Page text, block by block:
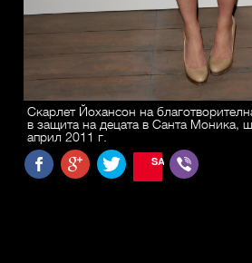
Скарлет Йохансон на
в защита на децата в Санта Моника,
април 2011 г.
SAVE